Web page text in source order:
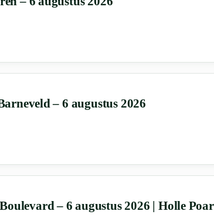
– 6 augustus 2026
– 6 augustus 2026 | Holle